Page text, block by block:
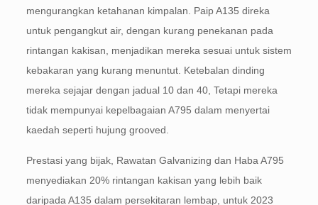
mengurangkan ketahanan kimpalan. Paip A135 direka
untuk pengangkut air, dengan kurang penekanan pada
rintangan kakisan, menjadikan mereka sesuai untuk sistem
kebakaran yang kurang menuntut. Ketebalan dinding
mereka sejajar dengan jadual 10 dan 40, Tetapi mereka
tidak mempunyai kepelbagaian A795 dalam menyertai
kaedah seperti hujung grooved.
Prestasi yang bijak, Rawatan Galvanizing dan Haba A795
menyediakan 20% rintangan kakisan yang lebih baik
daripada A135 dalam persekitaran lembap, untuk 2023